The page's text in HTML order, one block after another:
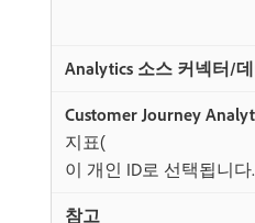
지표(
​이 개인 ID로 선택됩니다.